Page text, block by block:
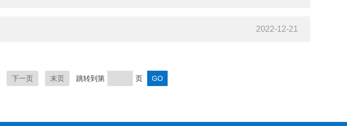
2022-12-21
下一页 末页 跳转到第 页